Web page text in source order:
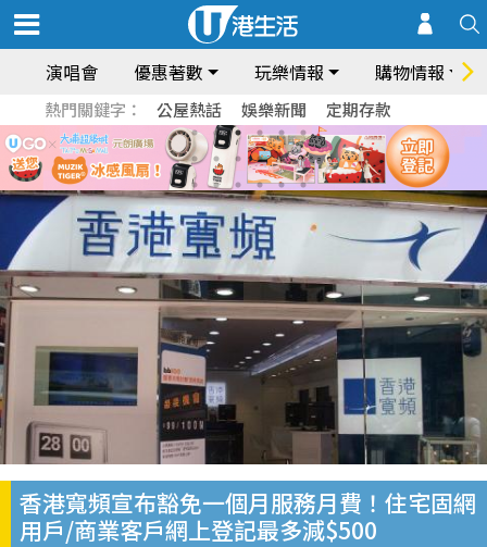
演唱會 優惠著數 玩樂情報 購物情報
熱門關鍵字： 公屋熱話 娛樂新聞 定期存款
香港寬頻宣布豁免一個月服務月費！住宅固網
用戶/商業客戶網上登記最多減$500